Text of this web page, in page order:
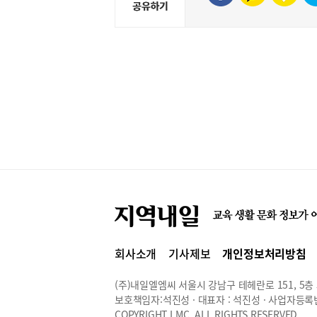
회사소개 기사제보 개인정보처리방침
(주)내일엘엠씨 서울시 강남구 테헤란로 151, 5
보호책임자:석진성 · 대표자 : 석진성 · 사업자등
COPYRIGHT LMC. ALL RIGHTS RESERVED.